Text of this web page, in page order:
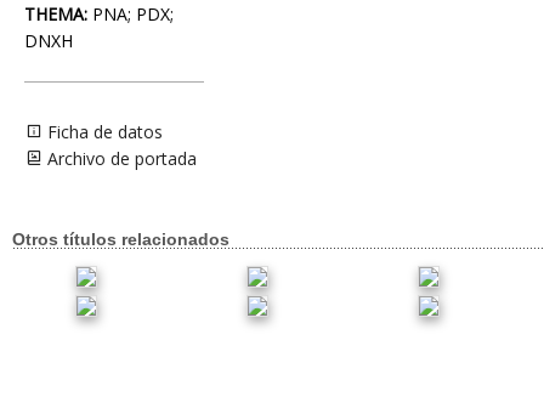
THEMA: PNA; PDX;
DNXH
Ficha de datos
Archivo de portada
Otros títulos relacionados